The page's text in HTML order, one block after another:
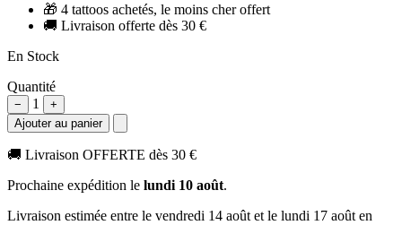
🎁 4 tattoos achetés, le moins cher offert
🚚 Livraison offerte dès 30 €
En Stock
Quantité
− 1
+
Ajouter au panier
🚚 Livraison OFFERTE dès 30 €
Prochaine expédition le lundi 10 août.
Livraison estimée entre le vendredi 14 août et le lundi 17 août en